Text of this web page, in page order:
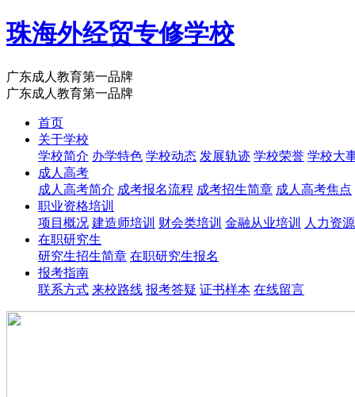
珠海外经贸专修学校
广东成人教育第一品牌
广东成人教育第一品牌
首页
关于学校
学校简介 办学特色 学校动态 发展轨迹 学校荣誉 学校大
成人高考
成人高考简介 成考报名流程 成考招生简章 成人高考焦点
职业资格培训
项目概况 建造师培训 财会类培训 金融从业培训
人力资
在职研究生
研究生招生简章 在职研究生报名
报考指南
联系方式 来校路线 报考答疑 证书样本 在线留言